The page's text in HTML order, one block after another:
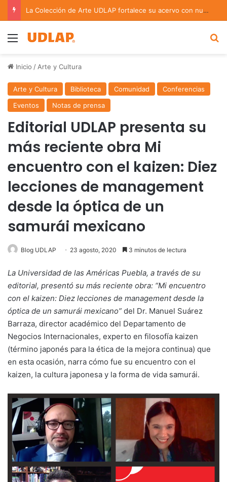
La Colección de Arte UDLAP fortalece su acervo con nuevas obras de artistas emergentes y consolidados
Menu
Inicio / Arte y Cultura
Arte y Cultura Biblioteca Comunidad
Conferencias
Eventos
Notas de prensa
Editorial UDLAP presenta su
más reciente obra Mi
encuentro con el kaizen: Diez
lecciones de management
desde la óptica de un
samurái mexicano
Blog UDLAP 23 agosto, 2020 3 minutos de lectura
La Universidad de las Américas Puebla, a través de su
editorial, presentó su más reciente obra: “Mi encuentro
con el kaizen: Diez lecciones de management desde la
óptica de un samurái mexicano” del Dr. Manuel Suárez
Barraza, director académico del Departamento de
Negocios Internacionales, experto en filosofía kaizen
(término japonés para la ética de la mejora continua) que
en esta ocasión, narra cómo fue su encuentro con el
kaizen, la cultura japonesa y la forma de vida samurái.